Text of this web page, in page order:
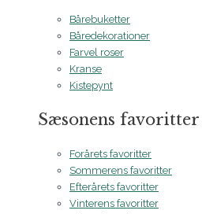
Bårebuketter
Båredekorationer
Farvel roser
Kranse
Kistepynt
Sæsonens favoritter
Forårets favoritter
Sommerens favoritter
Efterårets favoritter
Vinterens favoritter